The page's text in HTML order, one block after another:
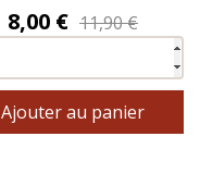
Prix
8,00 € 11,90 €
Ajouter au panier